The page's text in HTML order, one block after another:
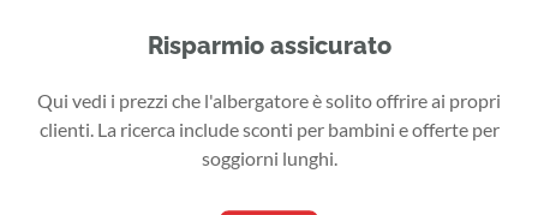
Risparmio assicurato
Qui vedi i prezzi che l'albergatore è solito offrire ai propri
clienti. La ricerca include sconti per bambini e offerte per
soggiorni lunghi.